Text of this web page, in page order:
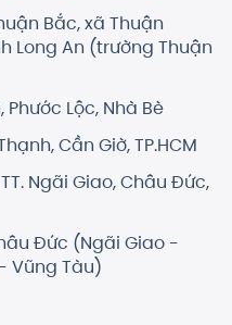
Bắc, xã Thuận
Long An (trường Thuận
Phước Lộc, Nhà Bè
Cần Giờ, TP.HCM
Ngãi Giao, Châu Đức,
Đức (Ngãi Giao -
Vũng Tàu)